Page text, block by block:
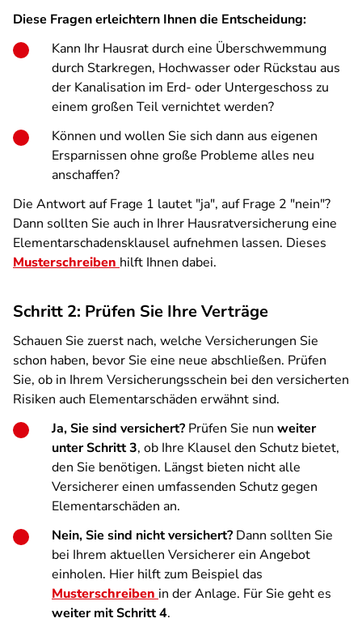
Diese Fragen erleichtern Ihnen die Entscheidung:
Kann Ihr Hausrat durch eine Überschwemmung
durch Starkregen, Hochwasser oder Rückstau aus
der Kanalisation im Erd- oder Untergeschoss zu
einem großen Teil vernichtet werden?
Können und wollen Sie sich dann aus eigenen
Ersparnissen ohne große Probleme alles neu
anschaffen?
Die Antwort auf Frage 1 lautet "ja", auf Frage 2 "nein"?
Dann sollten Sie auch in Ihrer Hausratversicherung eine
Elementarschadensklausel aufnehmen lassen. Dieses
Musterschreiben hilft Ihnen dabei.
Schritt 2: Prüfen Sie Ihre Verträge
Schauen Sie zuerst nach, welche Versicherungen Sie
schon haben, bevor Sie eine neue abschließen. Prüfen
Sie, ob in Ihrem Versicherungsschein bei den versicherten
Risiken auch Elementarschäden erwähnt sind.
Ja, Sie sind versichert? Prüfen Sie nun weiter
unter Schritt 3, ob Ihre Klausel den Schutz bietet,
den Sie benötigen. Längst bieten nicht alle
Versicherer einen umfassenden Schutz gegen
Elementarschäden an.
Nein, Sie sind nicht versichert? Dann sollten Sie
bei Ihrem aktuellen Versicherer ein Angebot
einholen. Hier hilft zum Beispiel das
Musterschreiben in der Anlage. Für Sie geht es
weiter mit Schritt 4.